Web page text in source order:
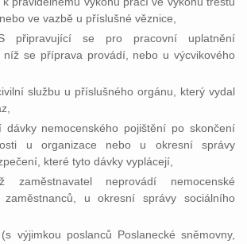
ve vazbě u příslušné věznice,
připravující se pro pracovní uplatnění
níž se příprava provádí, nebo u výcvikového
službu u příslušného orgánu, který vydal
dávky nemocenského pojištění po skončení
u organizace nebo u okresní správy
které tyto dávky vyplácejí,
zaměstnavatel neprovádí nemocenské
zaměstnanců, u okresní správy sociálního
výjimkou poslanců Poslanecké sněmovny,